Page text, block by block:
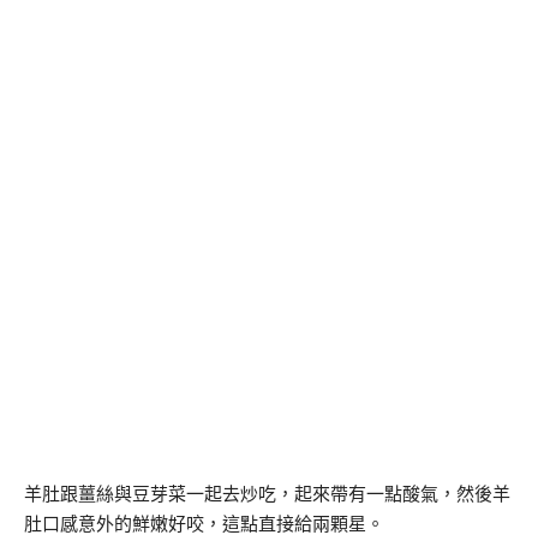
羊肚跟薑絲與豆芽菜一起去炒吃，起來帶有一點酸氣，然後羊
肚口感意外的鮮嫩好咬，這點直接給兩顆星。